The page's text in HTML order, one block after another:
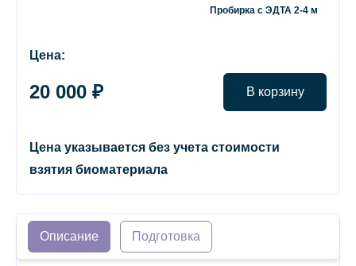
Пробирка с ЭДТА 2-4 м
Цена:
20 000 ₽ В корзину
Цена указывается без учета стоимости
взятия биоматериала
Описание Подготовка